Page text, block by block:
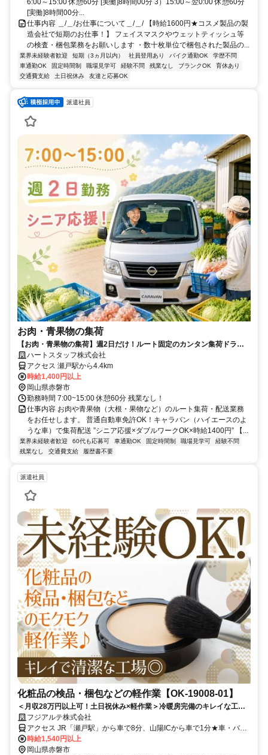
[実働]8時間00分...
仕事内容 ＿/＿/お仕事について＿/＿/ 【時給1600円★コスメ製品の製
造会社で短期のお仕事！】 フェイスマスクやウェットティッシュ等
の検査・梱包業務をお願いします ・数十枚単位で梱包された製品の...
業界未経験者歓迎 短期（3ヵ月以内） 社員登用あり バイク通勤OK
学歴不問
車通勤OK
固定時間制 職場見学可 経験不問 残業なし ブランクOK
育休あり
交通費支給
土日祝休み 友達と応募OK
派遣社員
お肉・青果物の集荷
【お肉・青果物の集荷】週2日だけ！ルート固定のカンタン集荷ドライ
バー／シニア応援
ハートスタッフ株式会社
アクセス 瀬戸駅から4.4km
時給1,400円以上
岡山県赤磐市
勤務時間 7:00~15:00 休憩60分 残業なし！
仕事内容 お肉や青果物（大根・果物など）のルート集荷・配送業務
をお任せします。 普通自動車免許OK！キャラバン（ハイエースのよ
うな車）で集荷配送 ”シニア応援×ダブルワークOK×時給1400円” 【...
業界未経験者歓迎 60代も応募可 車通勤OK 固定時間制 職場見学可
経験不問
残業なし
交通費支給 履歴書不要
派遣社員
化粧品の検品・梱包などの軽作業【OK-19008-01】
＜月収28万円以上可！土日祝休み×軽作業＞冷暖房完備のキレイな工
場！未経験歓迎＆1週間の研修あり！
フジアルテ株式会社
アクセス JR「瀬戸駅」から車で8分、山陽ICから車で1分★車・バイ
ク・自転車通勤OK
時給1,540円以上
岡山県赤磐市